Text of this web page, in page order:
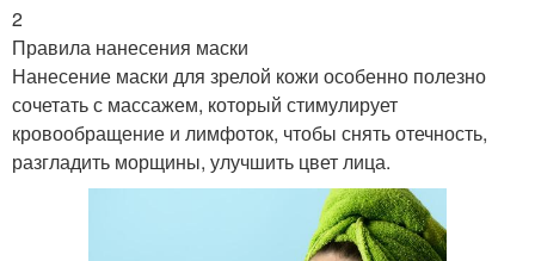
2
Правила нанесения маски
Нанесение маски для зрелой кожи особенно полезно
сочетать с массажем, который стимулирует
кровообращение и лимфоток, чтобы снять отечность,
разгладить морщины, улучшить цвет лица.